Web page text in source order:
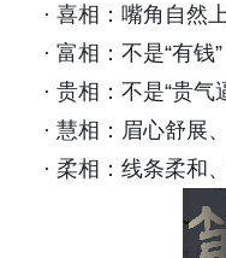
· 喜相：嘴角自然
· 富相：不是“有
· 贵相：不是“贵
· 慧相：眉心舒展
· 柔相：线条柔和